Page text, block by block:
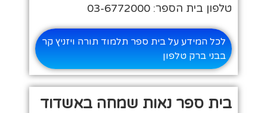
טלפון בית הספר: 03-6772000
לכל המידע על בית ספר תלמוד תורה ויזניץ קר
בבני ברק טלפון
בית ספר נאות שמחה באשדוד